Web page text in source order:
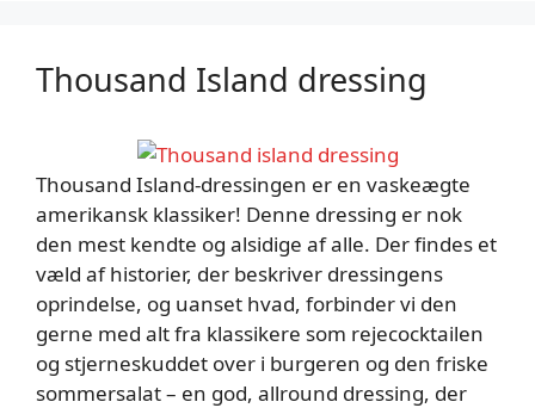
Thousand Island dressing
Thousand Island-dressingen er en vaskeægte
amerikansk klassiker! Denne dressing er nok
den mest kendte og alsidige af alle. Der findes et
væld af historier, der beskriver dressingens
oprindelse, og uanset hvad, forbinder vi den
gerne med alt fra klassikere som rejecocktailen
og stjerneskuddet over i burgeren og den friske
sommersalat – en god, allround dressing, der